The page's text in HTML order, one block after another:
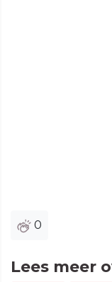
0
Lees meer